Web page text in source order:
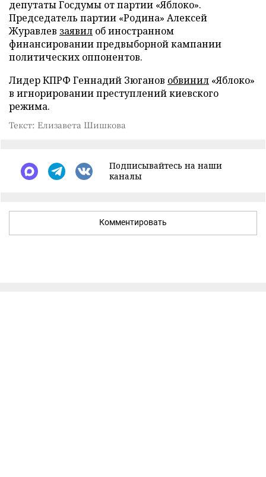
депутаты Госдумы от партии «Яблоко».
Председатель партии «Родина» Алексей
Журавлев заявил об иностранном
финансировании предвыборной кампании
политических оппонентов.
Лидер КПРФ Геннадий Зюганов обвинил «Яблоко»
в игнорировании преступлений киевского
режима.
Текст: Елизавета Шишкова
Подписывайтесь на наши
каналы
Комментировать